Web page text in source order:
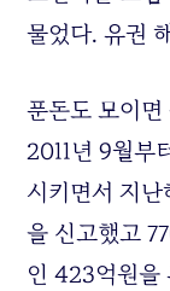
물었다. 유권
푼돈도 모이
2011년 9월부
시키면서 지
을 신고했고
인 423억원을